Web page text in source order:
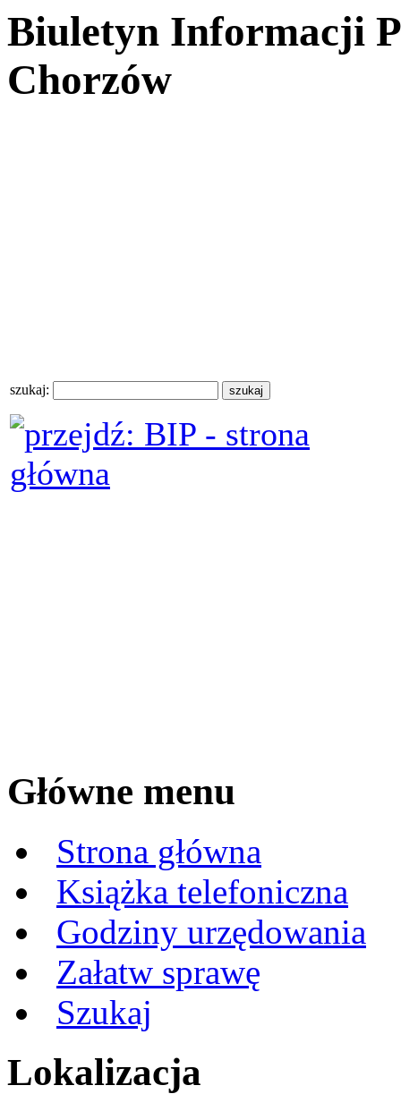
Biuletyn Informacji
Chorzów
szukaj:
Główne menu
Strona główna
Książka telefoniczna
Godziny urzędowania
Załatw sprawę
Szukaj
Lokalizacja